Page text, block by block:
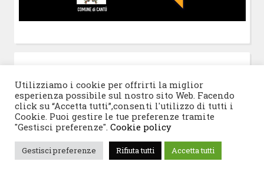
© 2026 Progetto San Francesco |Tema WordPress:
Blogghiamodi CrestaProject.
Utilizziamo i cookie per offrirti la miglior
esperienza possibile sul nostro sito Web. Facendo
click su “Accetta tutti”,consenti l'utilizzo di tutti i
Cookie. Puoi gestire le tue preferenze tramite
"Gestisci preferenze". Cookie policy
Gestisci preferenze Rifiuta tutti Accetta tutti